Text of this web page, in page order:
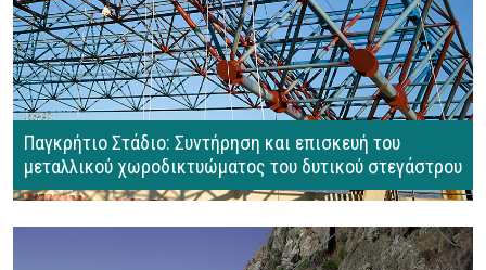
Παγκρήτιο Στάδιο: Συντήρηση και επισκευή του
μεταλλικού χωροδικτυώματος του δυτικού στεγάστρου